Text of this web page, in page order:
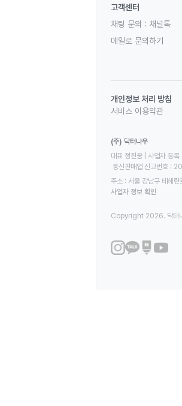
고객센터
채팅 문의 : 채널톡
메일로 문의하기
개인정보 처리 방침
서비스 이용약관
(주) 닥터나우
대표 정진웅 | 사업자
통신판매업 신고번호
주소 : 서울 강남구 테헤
사업자 정보 확인
Copyright 2026. 닥터